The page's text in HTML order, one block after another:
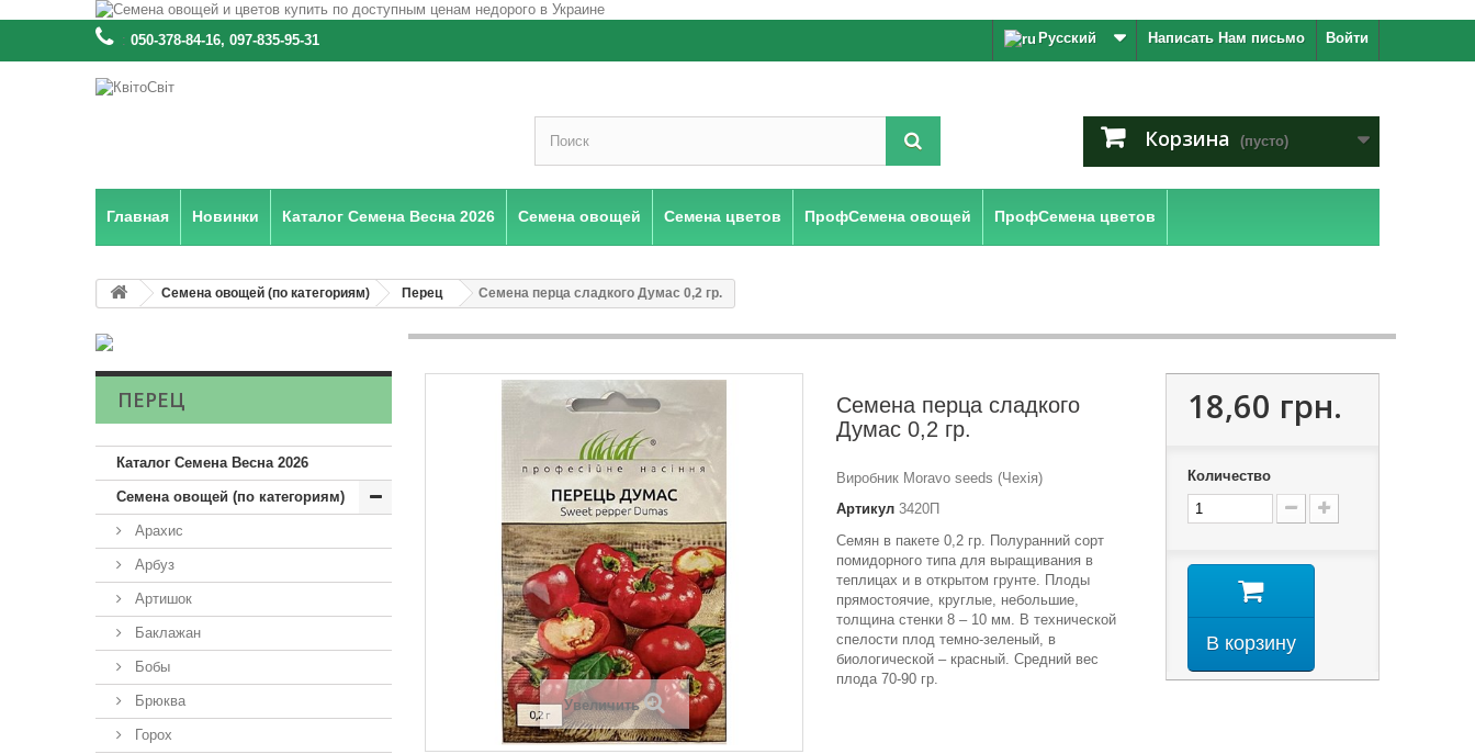
Войти
Написать Нам письмо
: 050-378-84-16, 097-835-95-31 Русский
Корзина (пусто)
Главная Новинки Каталог Семена Весна 2026 Семена овощей Семена цветов ПрофСемена овощей ПрофСемена цветов
Семена овощей (по категориям) Перец Семена перца сладкого Думас 0,2 гр.
ПЕРЕЦ
Каталог Семена Весна 2026
Семена овощей (по категориям)
Арахис
Арбуз
Артишок
Баклажан
Бобы
Брюква
Горох
Увеличить
Семена перца сладкого
Думас 0,2 гр.
Виробник Moravo seeds (Чехія)
Артикул 3420П
Семян в пакете 0,2 гр. Полуранний сорт
помидорного типа для выращивания в
теплицах и в открытом грунте. Плоды
прямостоячие, круглые, небольшие,
толщина стенки 8 – 10 мм. В технической
спелости плод темно-зеленый, в
биологической – красный. Средний вес
плода 70-90 гр.
18,60 грн.
Количество
В корзину